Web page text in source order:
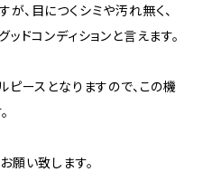
、目につくシミや汚れ無く、
ドコンディションと言えます。
ピースとなりますので、この機
願い致します。